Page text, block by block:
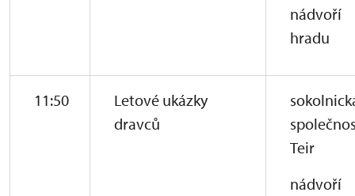
nádvoří
hradu
11:50
Letové ukázky
dravců
Teir
nádvoří